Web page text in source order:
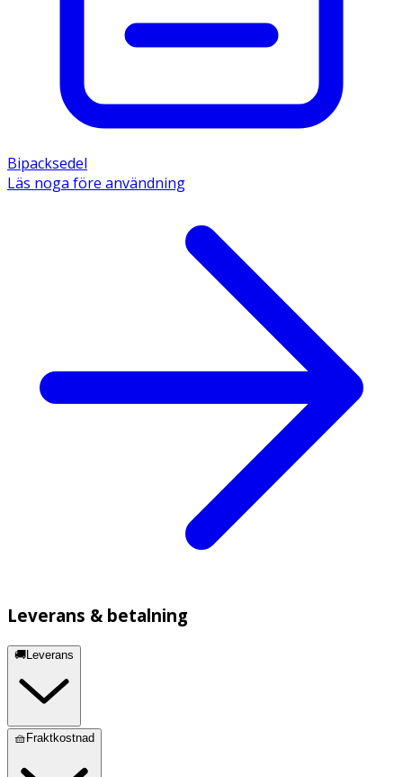
Bipacksedel
Läs noga före användning
Leverans & betalning
🚚Leverans
🧺Fraktkostnad